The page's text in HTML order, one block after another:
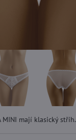
MINI mají klasický střih.